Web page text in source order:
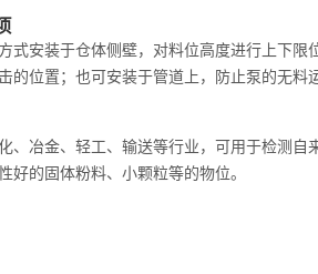
式安装于仓体侧壁，对料位高度进行上下
的位置；也可安装于管道上，防止泵的无料
、冶金、轻工、输送等行业，可用于检测
好的固体粉料、小颗粒等的物位。